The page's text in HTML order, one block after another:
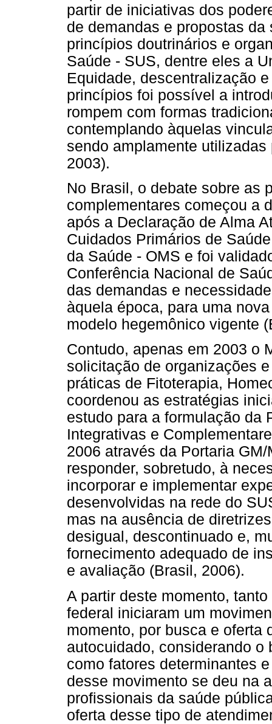
partir de iniciativas dos
de demandas e propostas
princípios doutrinários e
Saúde - SUS, dentre eles a
Equidade, descentralização
princípios foi possível a
rompem com formas
contemplando àquelas
sendo amplamente
2003).
No Brasil, o debate sobre as
complementares começou a
após a Declaração de Alma
Cuidados Primários de
da Saúde - OMS e foi
Conferência Nacional de
das demandas e
àquela época, para uma
modelo hegemônico vigente
Contudo, apenas em 2003 o
solicitação de organizações
práticas de Fitoterapia,
coordenou as estratégias
estudo para a formulação da
Integrativas e
2006 através da Portaria
responder, sobretudo, à
incorporar e implementar
desenvolvidas na rede do
mas na ausência de
desigual, descontinuado e,
fornecimento adequado de
e avaliação (Brasil, 2006).
A partir deste momento,
federal iniciaram um
momento, por busca e oferta
autocuidado, considerando
como fatores determinantes
desse movimento se deu na
profissionais da saúde
oferta desse tipo de